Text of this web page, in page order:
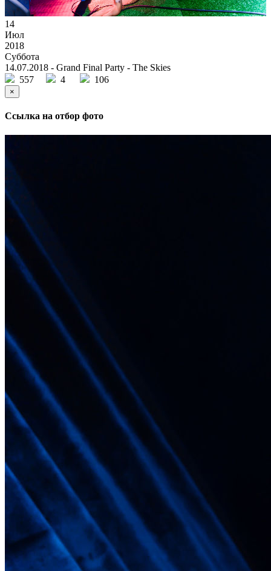
14
Июл
2018
Суббота
14.07.2018 - Grand Final Party - The Skies
557
4 106
×
Ссылка на отбор фото